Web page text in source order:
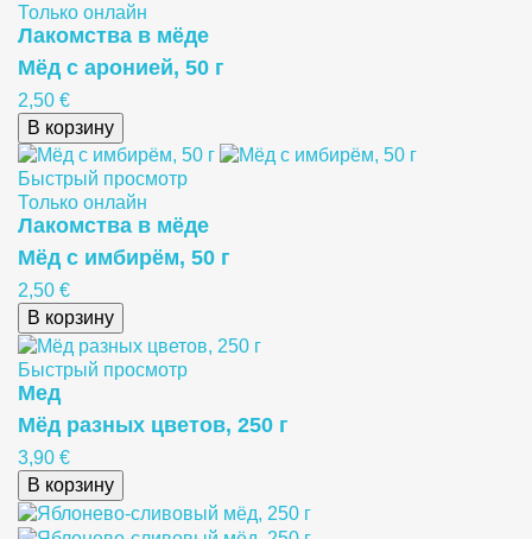
Только онлайн
Лакомства в мёде
Мёд с аронией, 50 г
2,50 €
В корзину
Быстрый просмотр
Только онлайн
Лакомства в мёде
Мёд с имбирём, 50 г
2,50 €
В корзину
Быстрый просмотр
Meд
Мёд разных цветов, 250 г
3,90 €
В корзину